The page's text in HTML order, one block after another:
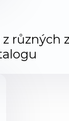
různých